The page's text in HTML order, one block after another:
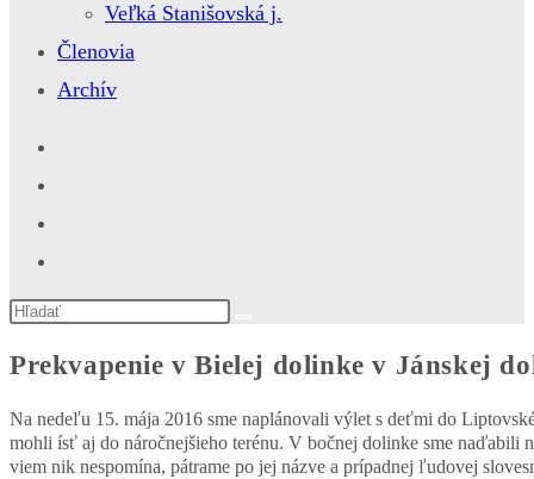
Veľká Stanišovská j.
Členovia
Archív
Search
website
Prekvapenie v Bielej dolinke v Jánskej
Na nedeľu 15. mája 2016 sme naplánovali výlet s deťmi do
mohli ísť aj do náročnejšieho terénu. V bočnej dolinke sme
viem nik nespomína, pátrame po jej názve a prípadnej ľudovej